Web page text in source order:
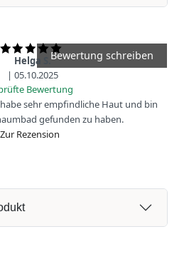
Bewertung schreiben
Helga S.
| 05.10.2025
Bewertung
sehr empfindliche Haut und bin
gefunden zu haben.
Zur Rezension